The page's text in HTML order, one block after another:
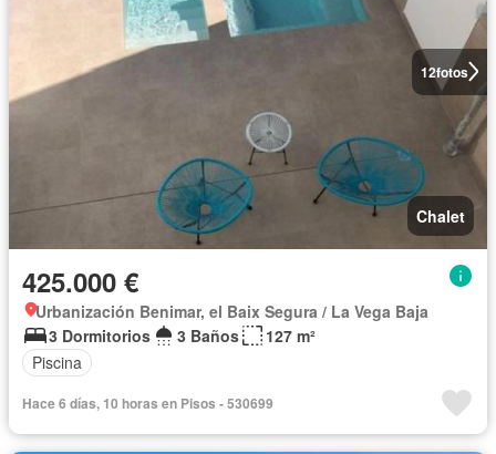
12fotos
Chalet
425.000 €
Urbanización Benimar, el Baix Segura / La Vega Baja
3 Dormitorios
3 Baños
127 m²
Piscina
Hace 6 días, 10 horas en Pisos - 530699